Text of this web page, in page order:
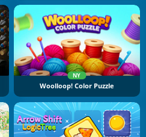
NY
Woolloop! Color Puzzle